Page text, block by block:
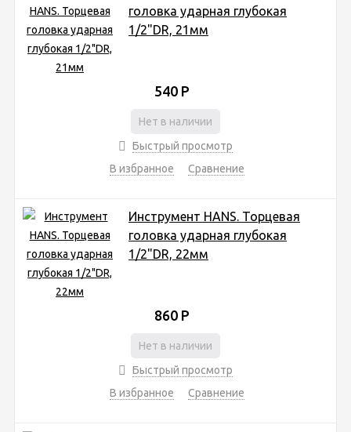
головка ударная глубокая
1/2"DR, 21мм
540 Р
Нет в наличии
Быстрый просмотр
В избранное
Сравнение
Инструмент HANS. Торцевая
головка ударная глубокая
1/2"DR, 22мм
860 Р
Нет в наличии
Быстрый просмотр
В избранное
Сравнение